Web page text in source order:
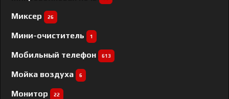
Миксер 26
Мини-очиститель 1
Мобильный телефон 613
Мойка воздуха 6
Монитор 22